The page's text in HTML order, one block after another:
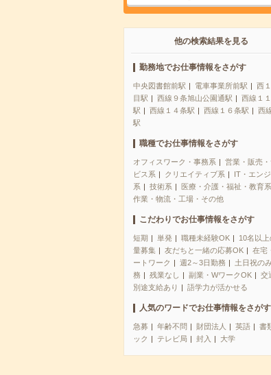
他の検索結果を見る
勤務地でお仕事情報をさがす
中央図書館前駅 電車事業所前駅
西
目駅
西線９条旭山公園通駅
西線１
駅
西線１４条駅 西線１６条駅
西
駅
職種でお仕事情報をさがす
オフィスワーク・事務系
営業・販売
ビス系
クリエイティブ系
IT・エン
系
技術系 医療・介護・福祉・教育系
作業・物流・工場・その他
こだわりでお仕事情報をさがす
短期 単発 職種未経験OK
10名以
量募集
友だちと一緒の応募OK
在宅
ートワーク
週2～3日勤務
土日祝の
務
残業なし 副業・WワークOK
交
別途支給あり
語学力が活かせる
人気のワードでお仕事情報をさがす
急募 年齢不問 財団法人 英語
書
ック
テレビ局 封入 大学